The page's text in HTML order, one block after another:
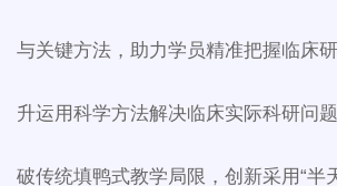
与关键方法，助力学员精准把握临床
升运用科学方法解决临床实际科研问
破传统填鸭式教学局限，创新采用“半